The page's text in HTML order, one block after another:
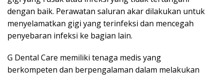
dengan baik. Perawatan saluran akar dilakukan untuk
menyelamatkan gigi yang terinfeksi dan mencegah
penyebaran infeksi ke bagian lain.
G Dental Care memiliki tenaga medis yang
berkompeten dan berpengalaman dalam melakukan